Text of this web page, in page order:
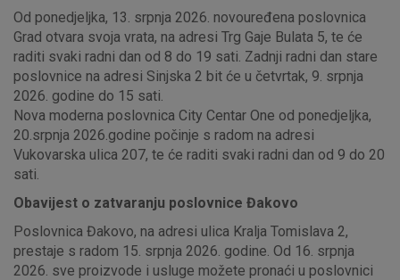
Od ponedjeljka, 13. srpnja 2026. novouređena poslovnica
Grad otvara svoja vrata, na adresi Trg Gaje Bulata 5, te će
raditi svaki radni dan od 8 do 19 sati. Zadnji radni dan stare
poslovnice na adresi Sinjska 2 bit će u četvrtak, 9. srpnja
2026. godine do 15 sati.
Nova moderna poslovnica City Centar One od ponedjeljka,
20.srpnja 2026.godine počinje s radom na adresi
Vukovarska ulica 207, te će raditi svaki radni dan od 9 do 20
sati.
Obavijest o zatvaranju poslovnice Đakovo
Poslovnica Đakovo, na adresi ulica Kralja Tomislava 2,
prestaje s radom 15. srpnja 2026. godine. Od 16. srpnja
2026. sve proizvode i usluge možete pronaći u poslovnici